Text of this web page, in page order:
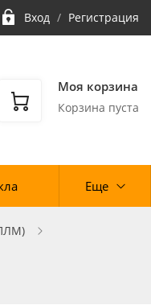
Вход / Регистрация
Моя корзина
Корзина пуста
Еще